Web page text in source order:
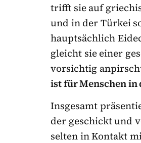
trifft sie auf
und in der Türkei
hauptsächlich
gleicht sie einer
vorsichtig
ist für Menschen in
Insgesamt
der geschickt und
selten in Kontakt